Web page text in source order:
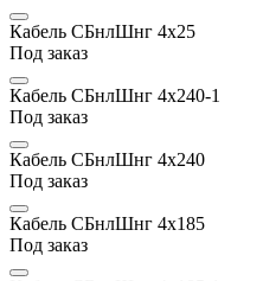
Кабель СБнлШнг 4х25
Под заказ
Кабель СБнлШнг 4х240-1
Под заказ
Кабель СБнлШнг 4х240
Под заказ
Кабель СБнлШнг 4х185
Под заказ